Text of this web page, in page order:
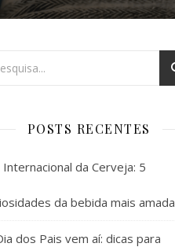
POSTS RECENTES
Internacional da Cerveja: 5
da bebida mais amada
dos Pais vem aí: dicas para